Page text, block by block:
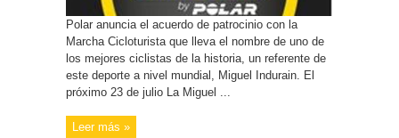
Polar anuncia el acuerdo de patrocinio con la
Marcha Cicloturista que lleva el nombre de uno de
los mejores ciclistas de la historia, un referente de
este deporte a nivel mundial, Miguel Indurain. El
próximo 23 de julio La Miguel ...
Leer más »